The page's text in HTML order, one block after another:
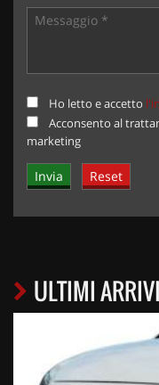
Ho letto e accetto
Acconsento al
marketing
ULTIMI ARRIVI